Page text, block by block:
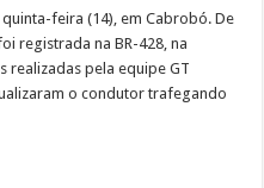
feira (14), em Cabrobó. De
registrada na BR-428, na
realizadas pela equipe GT
o condutor trafegando